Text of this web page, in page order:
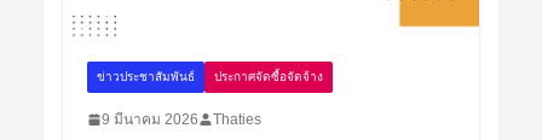
ข่าวประชาสัมพันธ์ ประกาศจัดซื้อจัดจ้าง
9 มีนาคม 2026 Thaties